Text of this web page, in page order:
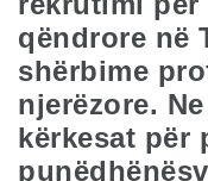
qëndrore në
shërbime
njerëzore.
kërkesat për